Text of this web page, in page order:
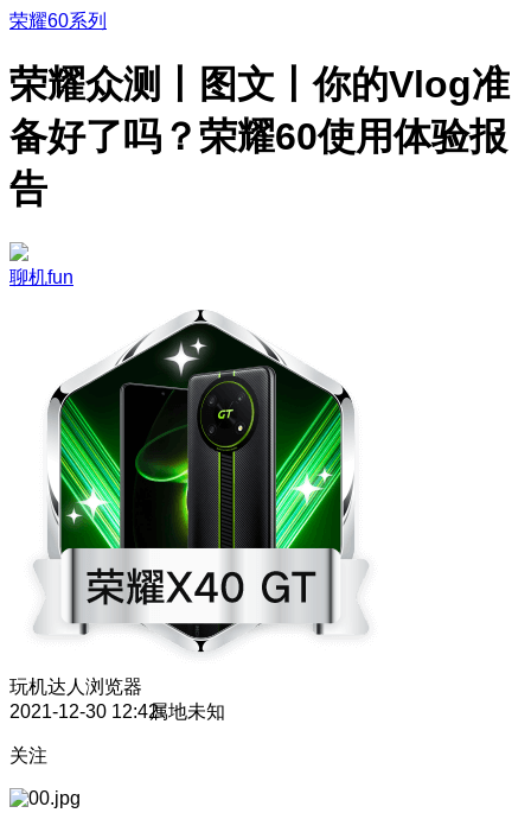
荣耀60系列
荣耀众测丨图文丨你的Vlog准
备好了吗？荣耀60使用体验报
告
聊机fun
玩机达人 浏览器
2021-12-30 12:42属地未知
关注